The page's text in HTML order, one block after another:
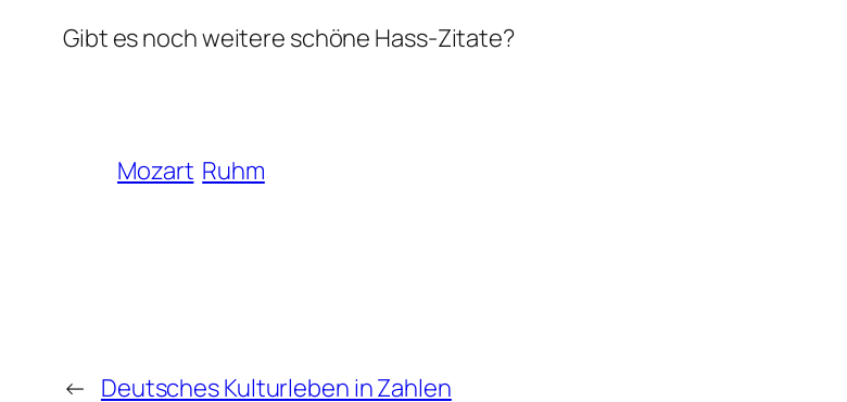
Gibt es noch weitere schöne Hass-Zitate?
Mozart Ruhm
← Deutsches Kulturleben in Zahlen